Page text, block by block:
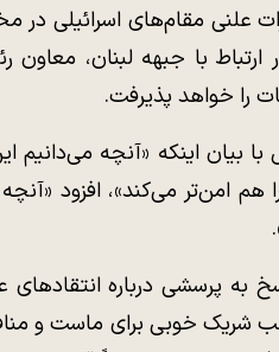
علنی مقام‌های اسرائیلی در
با جبهه لبنان، معاون
را خواهد پذیرفت.
بیان اینکه «آنچه می‌دانیم
هم امن‌تر می‌کند»، افزود
به پرسشی درباره انتقاد‌های
شریک خوبی برای ماست و